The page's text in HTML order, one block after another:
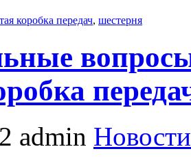
коробка передач, шестерня
admin Новости